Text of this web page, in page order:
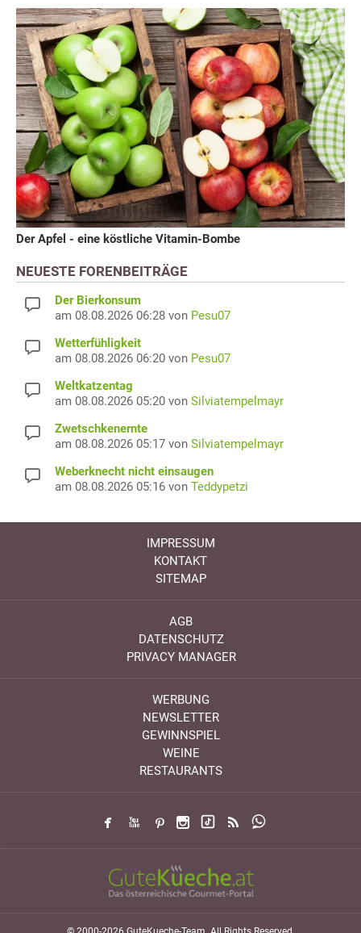
Der Apfel - eine köstliche Vitamin-Bombe
NEUESTE FORENBEITRÄGE
Der Bierkonsum
am 08.08.2026 06:28 von Pesu07
Wetterfühligkeit
am 08.08.2026 06:20 von Pesu07
Weltkatzentag
am 08.08.2026 05:20 von Silviatempelmayr
Zwetschkenernte
am 08.08.2026 05:17 von Silviatempelmayr
Weberknecht nicht einsaugen
am 08.08.2026 05:16 von Teddypetzi
IMPRESSUM
KONTAKT
SITEMAP
AGB
DATENSCHUTZ
PRIVACY MANAGER
WERBUNG
NEWSLETTER
GEWINNSPIEL
WEINE
RESTAURANTS